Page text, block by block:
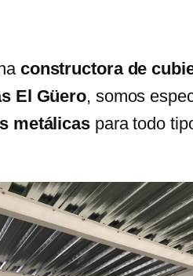
constructora de
El Güero, somos
metálicaspara todo